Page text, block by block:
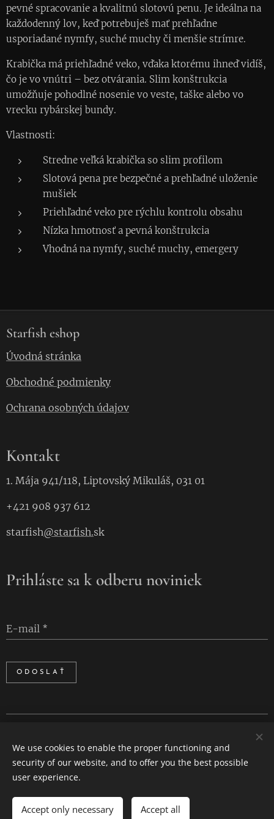
ADD TO CART
pevné spracovanie a kvalitnú slotovú penu. Je ideálna na
každodenný lov, keď potrebuješ mať prehľadne
usporiadané nymfy, suché muchy či menšie strímre.
Krabička má priehľadné veko, vďaka ktorému ihneď vidíš,
čo je vo vnútri – bez otvárania. Slim konštrukcia
umožňuje pohodlné nosenie vo veste, taške alebo vo
vrecku rybárskej bundy.
Vlastnosti:
Stredne veľká krabička so slim profilom
Slotová pena pre bezpečné a prehľadné uloženie
mušiek
Priehľadné veko pre rýchlu kontrolu obsahu
Nízka hmotnosť a pevná konštrukcia
Vhodná na nymfy, suché muchy, emergery
Starfish eshop
Úvodná stránka
Obchodné podmienky
Ochrana osobných údajov
Kontakt
1. Mája 941/118, Liptovský Mikuláš, 031 01
+421 908 937 612
starfish@starfish.sk
Prihláste sa k odberu noviniek
E-mail
ODOSLAŤ
Languages
English
We use cookies to enable the proper functioning and
security of our website, and to offer you the best possible
user experience.
Accept only necessary Accept all